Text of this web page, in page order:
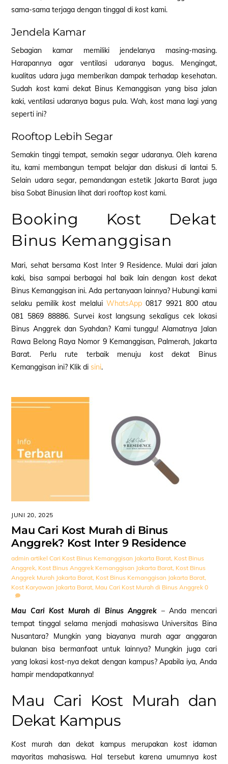
sama-sama terjaga dengan tinggal dikost kami.
Jendela Kamar
Sebagian kamar memiliki jendelanya masing-masing.
Harapannya agar ventilasi udaranya bagus. Mengingat,
kualitas udara juga memberikan dampak terhadap kesehatan.
Sudah kost kami dekat Binus Kemanggisan yang bisa jalan
kaki, ventilasi udaranya bagus pula. Wah, kost mana lagi yang
seperti ini?
Rooftop Lebih Segar
Semakin tinggi tempat, semakin segar udaranya. Oleh karena
itu, kami membangun tempat belajar dan diskusi di lantai 5.
Selain udara segar, pemandangan estetik Jakarta Barat juga
bisa Sobat Binusian lihat darirooftop kost kami.
Booking Kost Dekat
Binus Kemanggisan
Mari, sehat bersama Kost Inter 9 Residence. Mulai dari jalan
kaki, bisa sampai berbagai hal baik lain dengan kost dekat
Binus Kemanggisan ini. Ada pertanyaan lainnya? Hubungi kami
selaku pemilikkost melaluiWhatsApp 0817 9921 800 atau
081 5869 88886. Survei kost langsung sekaligus cek lokasi
Binus Anggrek dan Syahdan? Kami tunggu! Alamatnya Jalan
Rawa Belong Raya Nomor 9 Kemanggisan, Palmerah, Jakarta
Barat. Perlu rute terbaik menuju kostdekat Binus
Kemanggisan ini? Klik disini.
JUNI 20, 2025
Mau Cari Kost Murah di Binus
Anggrek? Kost Inter 9 Residence
admin artikel Cari Kost Binus Kemanggisan Jakarta Barat, Kost Binus
Anggrek, Kost Binus Anggrek Kemanggisan Jakarta Barat, Kost Binus
Anggrek Murah Jakarta Barat, Kost Binus Kemanggisan Jakarta Barat,
Kost Karyawan Jakarta Barat, Mau Cari Kost Murah di Binus Anggrek 0
Mau Cari Kost Murah di Binus Anggrek – Anda mencari
tempat tinggal selama menjadi mahasiswa Universitas Bina
Nusantara? Mungkin yang biayanya murah agar anggaran
bulanan bisa bermanfaat untuk lainnya? Mungkin juga cari
yang lokasi kost-nya dekat dengan kampus? Apabila iya, Anda
hampir mendapatkannya!
Mau Cari Kost Murah dan
Dekat Kampus
Kost murah dan dekat kampus merupakan kost idaman
mayoritas mahasiswa. Hal tersebut karena umumnya kost